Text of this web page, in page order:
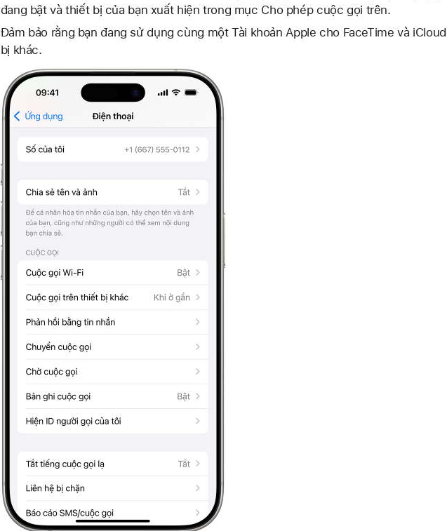
đang bật và thiết bị của bạn xuất hiện trong mục Cho phép cuộc gọi trên.
Đảm bảo rằng bạn đang sử dụng cùng một Tài khoản Apple cho FaceTime và
bị khác.